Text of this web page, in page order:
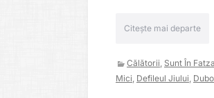
Citește mai departe
Călătorii Sunt În
Mici Defileul Jiului